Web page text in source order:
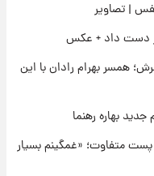
خودروهای لوکسش رونمایی
| تصاویر
از دست داد + عکس
همسر بهرام رادان با این
بهاره رهنما
متفاوت؛ «غمگینم بسیار